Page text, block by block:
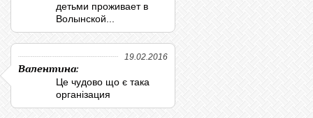
детьми проживает в
Волынской...
19.02.2016
Валентина:
Це чудово що є така
організация